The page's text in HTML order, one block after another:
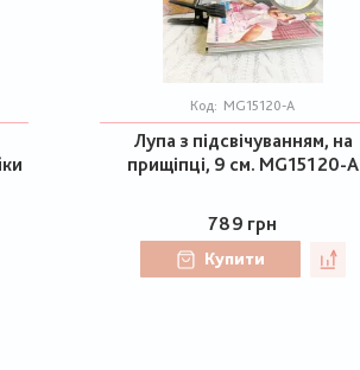
Код: MG15120-A
Лупа з підсвічуванням, на
прищіпці, 9 см. MG15120-A
789 грн
Купити